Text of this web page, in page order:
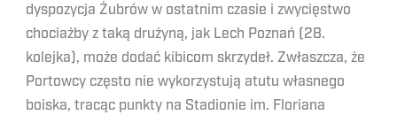
dyspozycja Żubrów w ostatnim czasie i zwycięstwo
chociażby z taką drużyną, jak Lech Poznań (28.
kolejka), może dodać kibicom skrzydeł. Zwłaszcza, że
Portowcy często nie wykorzystują atutu własnego
boiska, tracąc punkty na Stadionie im. Floriana